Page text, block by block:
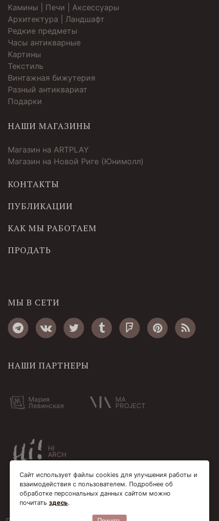
Камины | Печи | Аксессуары
Архитектура | Ландшафт
Редкие предметы
Часы антикварные
Картины
Текстиль
Винтажная бижутерия
Разный антиквариат
Подарки
НАШИ МАГАЗИНЫ
Магазин на ARTPLAY
Магазин на Новой Риге (Юнимолл)
КОНТАКТЫ
ПУБЛИКАЦИИ
КАК МЫ РАБОТАЕМ
ПРОДАТЬ
МЫ В СЕТИ
НАШИ ПАРТНЕРЫ
Мария
Левинская
MA
PROJECT
HI
ARCH
Сайт использует файлы cookies для улучшения работы и
взаимодействия с пользователем. Подробнее об
обработке персональных данных сайтом можно
почитать здесь.